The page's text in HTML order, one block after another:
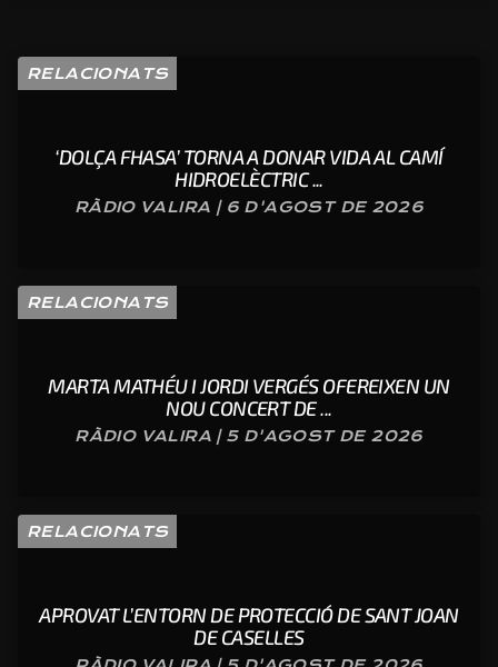
RELACIONATS
‘DOLÇA FHASA’ TORNA A DONAR VIDA AL CAMÍ
HIDROELÈCTRIC ...
RÀDIO VALIRA | 6 D'AGOST DE 2026
RELACIONATS
MARTA MATHÉU I JORDI VERGÉS OFEREIXEN UN
NOU CONCERT DE ...
RÀDIO VALIRA | 5 D'AGOST DE 2026
RELACIONATS
APROVAT L’ENTORN DE PROTECCIÓ DE SANT JOAN
DE CASELLES